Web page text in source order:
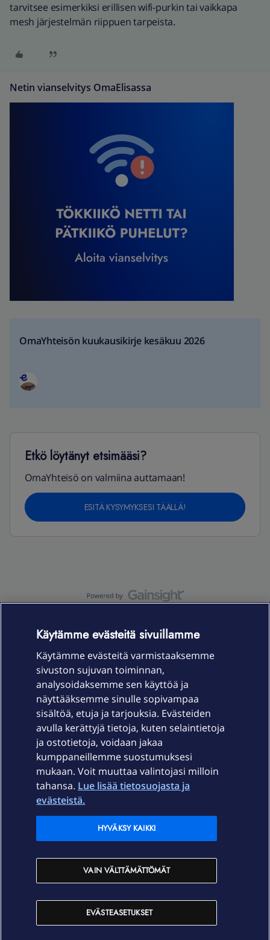
tarvitsee esimerkiksi erillisen wifi-purkin tai vaikkapa
mesh järjestelmän riippuen tarpeista.
Netin vianselvitys OmaElisassa
OmaYhteisön kuukausikirje kesäkuu 2026
Etkö löytänyt etsimääsi?
OmaYhteisö on valmiina auttamaan!
ESITÄ KYSYMYKSESI TÄÄLLÄ!
Laitteet & liittymät
Palvelut
Ajankohtaista
Elisa Oyj
In English
Käytämme evästeitä sivuillamme
Käytämme evästeitä varmistaaksemme
sivuston sujuvan toiminnan,
analysoidaksemme sen käyttöä ja
näyttääksemme sinulle sopivampaa
sisältöä, etuja ja tarjouksia. Evästeiden
avulla kerättyjä tietoja, kuten selaintietoja
ja ostotietoja, voidaan jakaa
kumppaneillemme suostumuksesi
mukaan. Voit muuttaa valintojasi milloin
tahansa. Lue lisää tietosuojasta ja
evästeistä.
EVÄSTEASETUKSET
VAIN VÄLTTÄMÄTTÖMÄT
HYVÄKSY KAIKKI